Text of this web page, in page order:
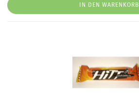
IN DEN WARENKORB